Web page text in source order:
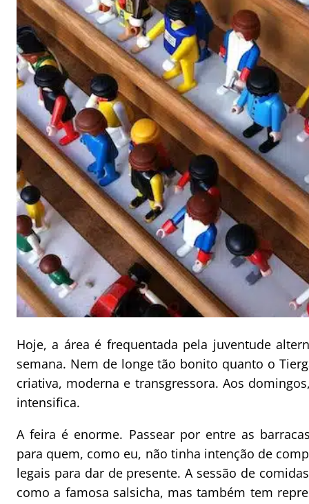
Hoje, a área é frequentada pela juventude
semana. Nem de longe tão bonito quanto o
criativa, moderna e transgressora. Aos
intensifica.
A feira é enorme. Passear por entre as
para quem, como eu, não tinha intenção de
legais para dar de presente. A sessão de
como a famosa salsicha, mas também tem